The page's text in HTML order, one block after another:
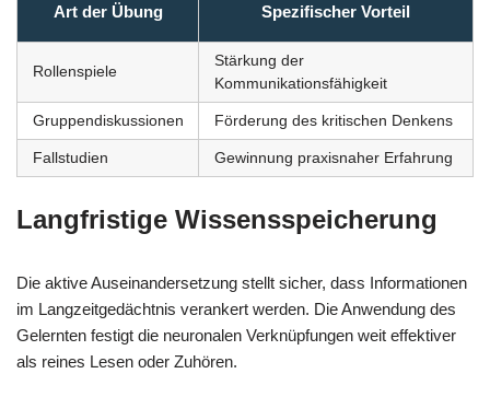
Art der Übung Spezifischer Vorteil
Rollenspiele
Stärkung der
Kommunikationsfähigkeit
Gruppendiskussionen Förderung des kritischen Denkens
Fallstudien Gewinnung praxisnaher Erfahrung
Langfristige Wissensspeicherung
Die aktive Auseinandersetzung stellt sicher, dass Informationen
im Langzeitgedächtnis verankert werden. Die Anwendung des
Gelernten festigt die neuronalen Verknüpfungen weit effektiver
als reines Lesen oder Zuhören.